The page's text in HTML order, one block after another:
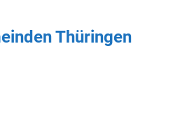
Thüringen